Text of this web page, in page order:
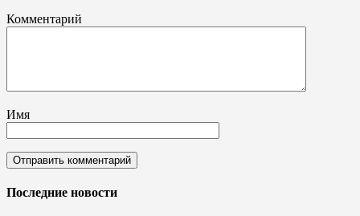
Комментарий
Имя
Последние новости